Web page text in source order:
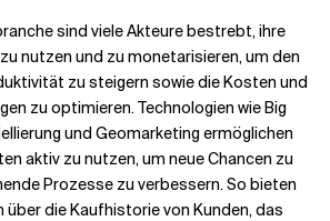
sind viele Akteure bestrebt, ihre
nutzen und zu monetarisieren, um den
zu steigern sowie die Kosten und
zu optimieren. Technologien wie Big
und Geomarketing ermöglichen
aktiv zu nutzen, um neue Chancen zu
Prozesse zu verbessern. So bieten
über die Kaufhistorie von Kunden, das